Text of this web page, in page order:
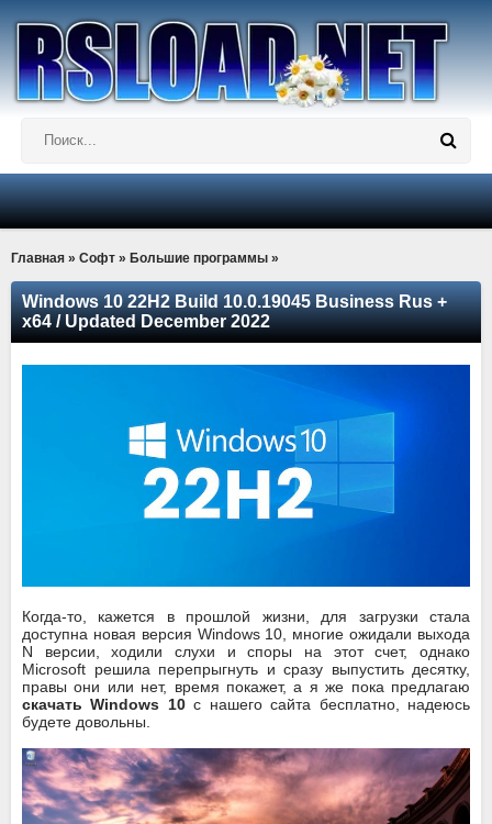
Главная » Софт » Большие программы »
Windows 10 22H2 Build 10.0.19045 Business Rus +
x64 / Updated December 2022
Когда-то, кажется в прошлой жизни, для загрузки стала
доступна новая версия Windows 10, многие ожидали выхода
N версии, ходили слухи и споры на этот счет, однако
Microsoft решила перепрыгнуть и сразу выпустить десятку,
правы они или нет, время покажет, а я же пока предлагаю
скачать Windows 10с нашего сайта бесплатно, надеюсь
будете довольны.